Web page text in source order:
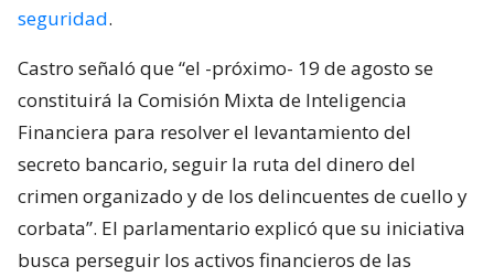
seguridad.
Castro señaló que “el -próximo- 19 de agosto se
constituirá la Comisión Mixta de Inteligencia
Financiera para resolver el levantamiento del
secreto bancario, seguir la ruta del dinero del
crimen organizado y de los delincuentes de cuello y
corbata”. El parlamentario explicó que su iniciativa
busca perseguir los activos financieros de las